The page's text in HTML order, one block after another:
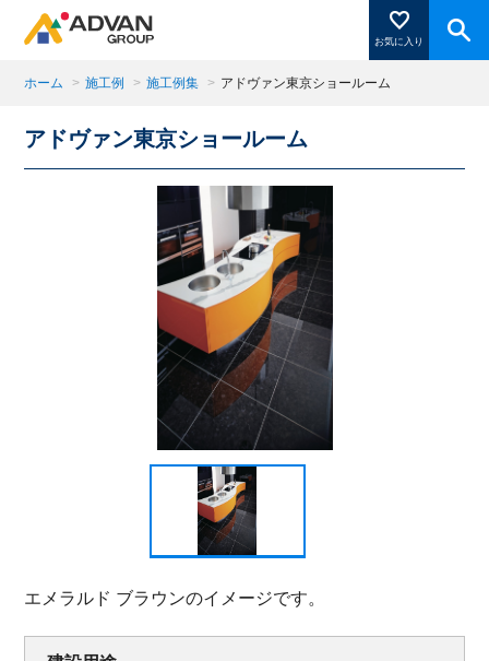
お気に入り
商品ページにある「お気に入り登録」を押すと登録した
商品がここに表示されます。
閉じる
ホーム > 施工例 > 施工例集 > アドヴァン東京ショールーム
アドヴァン東京ショールーム
エメラルド ブラウンのイメージです。